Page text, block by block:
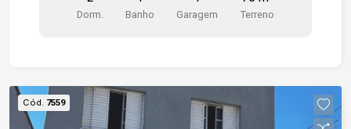
integrada à sala de jantar 1 Cozinha funcional 1
morar ou investir.
Dorm. Banho Garagem Terreno
Cód. 7559